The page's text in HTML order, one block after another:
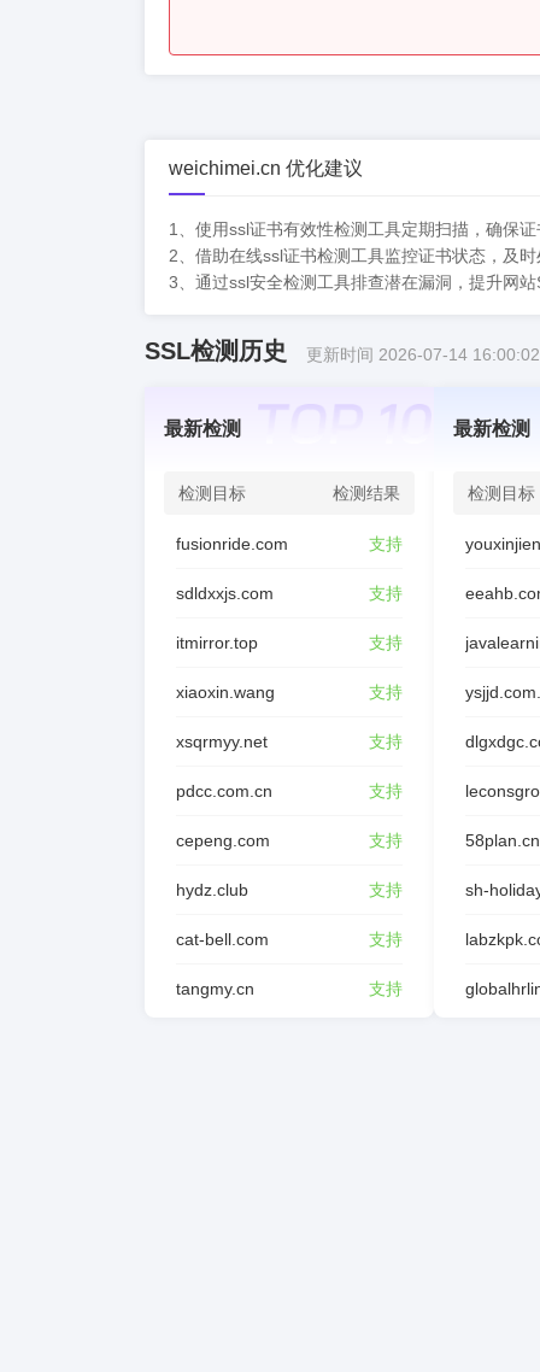
weichimei.cn 优化建议
1、使用ssl证书有效性检测工具定期扫描，确保
2、借助在线ssl证书检测工具监控证书状态，及
3、通过ssl安全检测工具排查潜在漏洞，提升网
SSL检测历史 更新时间 2026-07-14 16:00:02
最新检测
检测目标 检测结果
fusionride.com 支持
sdldxxjs.com 支持
itmirror.top 支持
xiaoxin.wang 支持
xsqrmyy.net 支持
pdcc.com.cn 支持
cepeng.com 支持
hydz.club 支持
cat-bell.com 支持
tangmy.cn 支持
最新检测
检测目标
58plan.cn
sh-